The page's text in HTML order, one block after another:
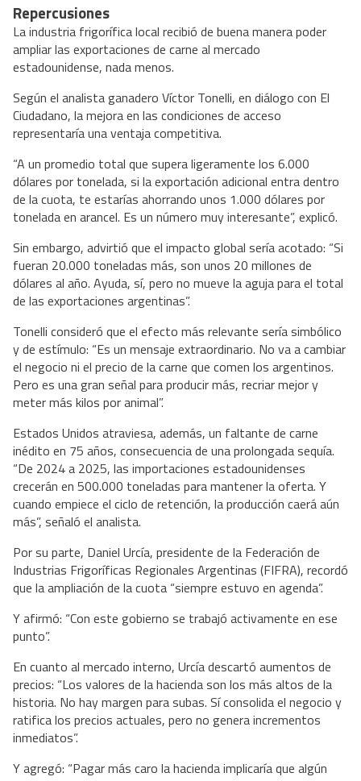
Repercusiones
La industria frigorífica local recibió de buena manera poder
ampliar las exportaciones de carne al mercado
estadounidense, nada menos.
Según el analista ganadero Víctor Tonelli, en diálogo con El
Ciudadano, la mejora en las condiciones de acceso
representaría una ventaja competitiva.
“A un promedio total que supera ligeramente los 6.000
dólares por tonelada, si la exportación adicional entra dentro
de la cuota, te estarías ahorrando unos 1.000 dólares por
tonelada en arancel. Es un número muy interesante”, explicó.
Sin embargo, advirtió que el impacto global sería acotado: “Si
fueran 20.000 toneladas más, son unos 20 millones de
dólares al año. Ayuda, sí, pero no mueve la aguja para el total
de las exportaciones argentinas”.
Tonelli consideró que el efecto más relevante sería simbólico
y de estímulo: “Es un mensaje extraordinario. No va a cambiar
el negocio ni el precio de la carne que comen los argentinos.
Pero es una gran señal para producir más, recriar mejor y
meter más kilos por animal”.
Estados Unidos atraviesa, además, un faltante de carne
inédito en 75 años, consecuencia de una prolongada sequía.
“De 2024 a 2025, las importaciones estadounidenses
crecerán en 500.000 toneladas para mantener la oferta. Y
cuando empiece el ciclo de retención, la producción caerá aún
más”, señaló el analista.
Por su parte, Daniel Urcía, presidente de la Federación de
Industrias Frigoríficas Regionales Argentinas (FIFRA), recordó
que la ampliación de la cuota “siempre estuvo en agenda”.
Y afirmó: “Con este gobierno se trabajó activamente en ese
punto”.
En cuanto al mercado interno, Urcía descartó aumentos de
precios: “Los valores de la hacienda son los más altos de la
historia. No hay margen para subas. Sí consolida el negocio y
ratifica los precios actuales, pero no genera incrementos
inmediatos”.
Y agregó: “Pagar más caro la hacienda implicaría que algún